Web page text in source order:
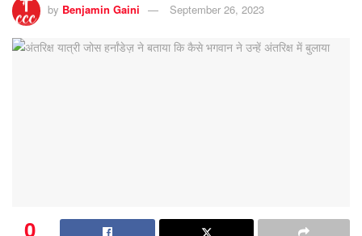
by Benjamin Gaini September 26, 2023
0